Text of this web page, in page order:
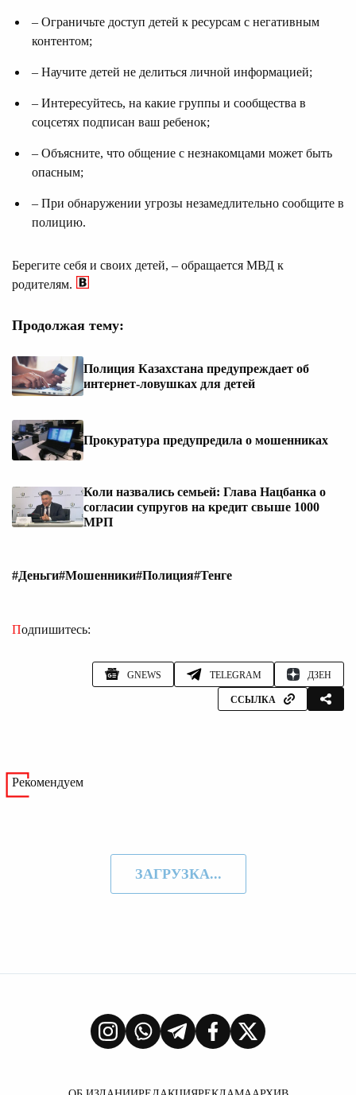
– Ограничьте доступ детей к ресурсам с негативным
контентом;
– Научите детей не делиться личной информацией;
– Интересуйтесь, на какие группы и сообщества в
соцсетях подписан ваш ребенок;
– Объясните, что общение с незнакомцами может быть
опасным;
– При обнаружении угрозы незамедлительно сообщите в
полицию.
Берегите себя и своих детей, – обращается МВД к
родителям.
Продолжая тему:
Полиция Казахстана предупреждает об
интернет-ловушках для детей
Прокуратура предупредила о мошенниках
Коли назвались семьей: Глава Нацбанка о
согласии супругов на кредит свыше 1000
МРП
#Деньги#Мошенники#Полиция#Тенге
Подпишитесь:
GNEWS TELEGRAM ДЗЕН
ССЫЛКА
Рекомендуем
ЗАГРУЗКА...